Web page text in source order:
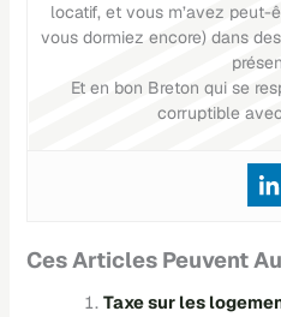
locatif, et vous m’avez peut-
vous dormiez encore) dans
Et en bon Breton qui se
corruptible
Ces Articles Peuvent
Taxe sur les